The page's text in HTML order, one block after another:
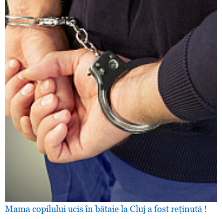
Mama copilului ucis în bătaie la Cluj a fost reţinută !